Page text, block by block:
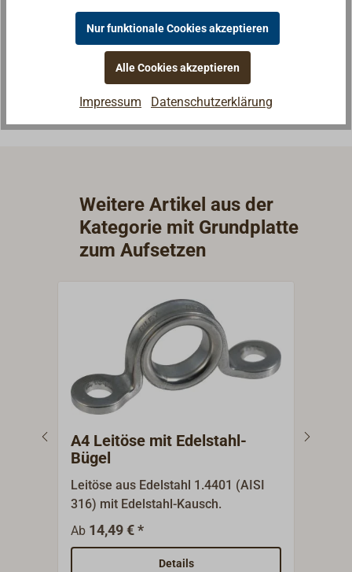
Reden Sie mit Handwerkern, Bootsbauern und
Seglerinnen. Wir verstehen Ihre Fragen und geben die
passende Antwort.
Experten kontaktieren
Weitere Artikel aus der
Kategorie mit Grundplatte
zum Aufsetzen
A4 Leitöse mit Edelstahl-
Bügel
Leitöse aus Edelstahl 1.4401 (AISI
316) mit Edelstahl-Kausch.
Ab 14,49 € *
Details
Nur funktionale Cookies akzeptieren
Alle Cookies akzeptieren
Impressum Datenschutzerklärung